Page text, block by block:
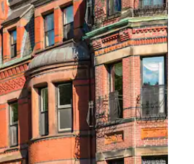
ou en appuyant et en faisant glisser.